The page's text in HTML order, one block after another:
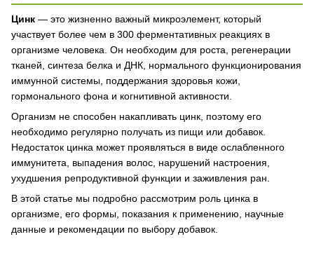
Цинк — это жизненно важный микроэлемент, который
участвует более чем в 300 ферментативных реакциях в
организме человека. Он необходим для роста, регенерации
тканей, синтеза белка и ДНК, нормального функционирования
иммунной системы, поддержания здоровья кожи,
гормонального фона и когнитивной активности.
Организм не способен накапливать цинк, поэтому его
необходимо регулярно получать из пищи или добавок.
Недостаток цинка может проявляться в виде ослабленного
иммунитета, выпадения волос, нарушений настроения,
ухудшения репродуктивной функции и заживления ран.
В этой статье мы подробно рассмотрим роль цинка в
организме, его формы, показания к применению, научные
данные и рекомендации по выбору добавок.